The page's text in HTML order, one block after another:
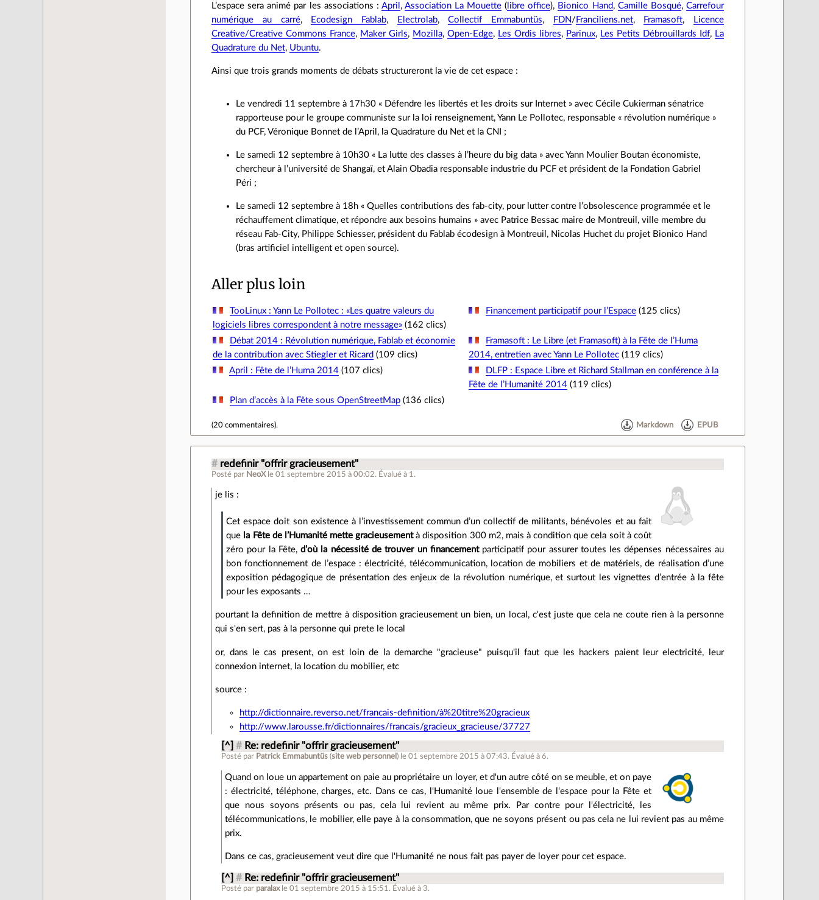
L’espace sera animé par les associations : April , Association La Mouette ( libre office), Bionico Hand , Camille Bosqué, Carrefour
numérique au carré, Ecodesign Fablab, Electrolab,Collectif Emmabuntüs, FDN/Franciliens.net, Framasoft, Licence
Creative/Creative Commons France, Maker Girls, Mozilla,Open-Edge, Les Ordis libres, Parinux, Les Petits Débrouillards Idf, La
Quadrature du Net, Ubuntu.
Ainsi que trois grands moments de débats structureront la vie de cet espace :
Le vendredi 11 septembre à 17h30 « Défendre les libertés et les droits sur Internet » avec Cécile Cukierman sénatrice
rapporteuse pour le groupe communiste sur la loi renseignement, Yann Le Pollotec, responsable « révolution numérique »
du PCF, Véronique Bonnet de l’April, la Quadrature du Net et la CNI ;
Le samedi 12 septembre à 10h30 « La lutte des classes à l’heure du big data » avec Yann Moulier Boutan économiste,
chercheur à l’université de Shangaï, et Alain Obadia responsable industrie du PCF et président de la Fondation Gabriel
Péri ;
Le samedi 12 septembre à 18h « Quelles contributions des fab-city, pour lutter contre l’obsolescence programmée et le
réchauffement climatique, et répondre aux besoins humains » avec Patrice Bessac maire de Montreuil, ville membre du
réseau Fab-City, Philippe Schiesser, président du Fablab écodesign à Montreuil, Nicolas Huchet du projet Bionico Hand
(bras artificiel intelligent et open source).
Aller plus loin
TooLinux : Yann Le Pollotec : «Les quatre valeurs du
logiciels libres correspondent à notre message»(162 clics)
Financement participatif pour l’Espace (125 clics)
Débat 2014 : Révolution numérique, Fablab et économie
de la contribution avec Stiegler et Ricard (109 clics)
Framasoft : Le Libre (et Framasoft) à la Fête de l’Huma
2014, entretien avec Yann Le Pollotec (119 clics)
April : Fête de l’Huma 2014(107 clics)
DLFP : Espace Libre et Richard Stallman en conférence à la
Fête de l’Humanité 2014 (119 clics)
Plan d’accès à la Fête sous OpenStreetMap(136 clics)
(20 commentaires). Markdown EPUB
# redefinir "offrir gracieusement"
Posté par NeoX le 01 septembre 2015 à 00:02. Évalué à 1 .
je lis :
Cet espace doit son existence à l’investissement commun d’un collectif de militants, bénévoles et au fait
que la Fête de l’Humanité mette gracieusementà disposition 300 m2, mais à condition que cela soit à coût
zéro pour la Fête,d’où la nécessité de trouver un financementparticipatif pour assurer toutes les dépenses nécessaires au
bon fonctionnement de l’espace : électricité, télécommunication, location de mobiliers et de matériels, de réalisation d’une
exposition pédagogique de présentation des enjeux de la révolution numérique, et surtout les vignettes d’entrée à la fête
pour les exposants …
pourtant la definition de mettre à disposition gracieusement un bien, un local, c'est juste que cela ne coute rien à la personne
qui s'en sert, pas à la personne qui prete le local
or, dans le cas present, on est loin de la demarche "gracieuse" puisqu'il faut que les hackers paient leur electricité, leur
connexion internet, la location du mobilier, etc
source :
http://dictionnaire.reverso.net/francais-definition/à%20titre%20gracieux
http://www.larousse.fr/dictionnaires/francais/gracieux_gracieuse/37727
[^] # Re: redefinir "offrir gracieusement"
Posté par Patrick Emmabuntüs (site web personnel ) le 01 septembre 2015 à 07:43. Évalué à6.
Quand on loue un appartement on paie au propriétaire un loyer, et d'un autre côté on se meuble, et on paye
: électricité, téléphone, charges, etc. Dans ce cas, l'Humanité loue l'ensemble de l'espace pour la Fête et
que nous soyons présents ou pas, cela lui revient au même prix. Par contre pour l'électricité, les
télécommunications, le mobilier, elle paye à la consommation, que ne soyons présent ou pas cela ne lui revient pas au même
prix.
Dans ce cas, gracieusement veut dire que l'Humanité ne nous fait pas payer de loyer pour cet espace.
[^] # Re: redefinir "offrir gracieusement"
Posté par paralax le 01 septembre 2015 à 15:51 . Évalué à 3.